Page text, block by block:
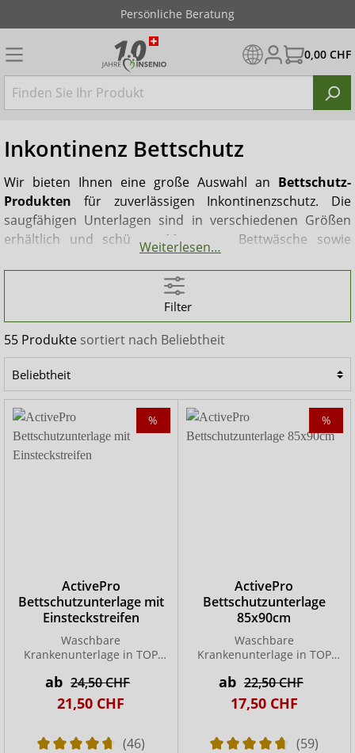
Diskreter Versand
0,00 CHF
Inkontinenz Bettschutz
Wir bieten Ihnen eine große Auswahl an Bettschutz-
Produkten für zuverlässigen Inkontinenzschutz. Die
saugfähigen Unterlagen sind in verschiedenen Größen
erhältlich und schützen Matratzen, Bettwäsche sowie
Polstermöbel zuverlässig vor Nässe und Verschmutzung.
So entfällt das aufwendige, wiederholte Beziehen des
Bettschutzunterlagen
für Sessel oder Sofas und können nach Gebrauch einfach
über den Hausmüll entsorgt werden.
Weiterlesen…
Filter
55 Produkte sortiert nach Beliebtheit
%
ActivePro
Bettschutzunterlage mit
Einsteckstreifen
Waschbare
Krankenunterlage in TOP
ab 24,50 CHF
21,50 CHF
(46)
%
ActivePro
Bettschutzunterlage
85x90cm
Waschbare
Krankenunterlage in TOP
ab 22,50 CHF
17,50 CHF
(59)